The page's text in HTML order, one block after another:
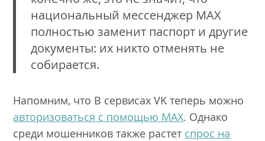
национальный мессенджер МАХ
полностью заменит паспорт и другие
документы: их никто отменять не
собирается.
Напомним, что В сервисах VK теперь можно
авторизоваться с помощью МАХ. Однако
среди мошенников также растет спрос на